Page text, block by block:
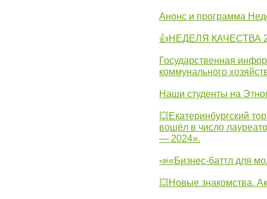
Анонс и программа
👍НЕДЕЛЯ КАЧЕСТВА
Государственная
коммунального
Наши студенты на
💥Екатеринбургский
вошёл в число
— 2024».
📣«Бизнес-баттл для
💥Новые знакомства.